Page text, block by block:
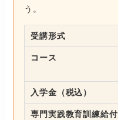
う。
受講形式
コース
入学金（税込）
専門実践教育訓練給付